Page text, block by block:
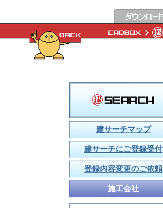
建サーチマップ
建サーチにご登録受付
登録内容変更のご依頼
施工会社